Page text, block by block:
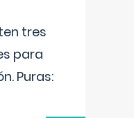
tres
para
Puras: